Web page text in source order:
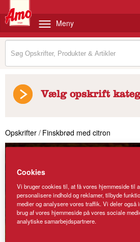
Meny
Vælg opskrift
Opskrifter / Finskbrød med citron
Cookies
Vi bruger cookies til, at få vores hjemmeside til
personalisere indhold og reklamer, tilbyde
medier og analysere vores traffik. Vi deler også
brug af vores hjemmeside på vores sociale
analytiske samarbejdspartnere.